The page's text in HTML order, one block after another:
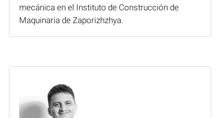
mecánica en el Instituto de Construcción de
Maquinaria de Zaporizhzhya.